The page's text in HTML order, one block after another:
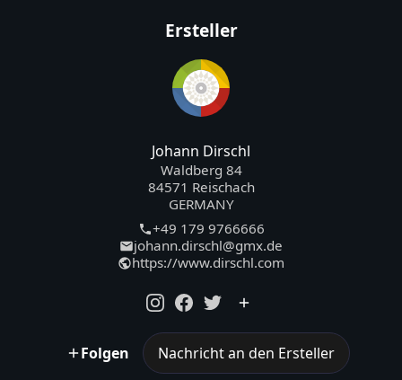
Ersteller
Johann Dirschl
Waldberg 84
84571 Reischach
GERMANY
+49 179 9766666
johann.dirschl@gmx.de
https://www.dirschl.com
Folgen Nachricht an den Ersteller